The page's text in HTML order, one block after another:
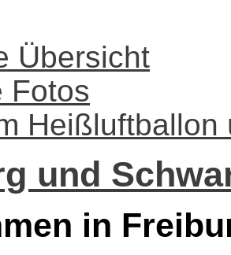
Übersicht
Fotos
Heißluftballon
und
in